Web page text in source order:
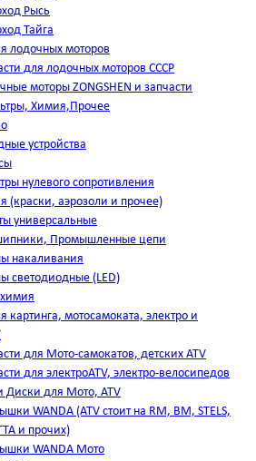
Рысь
Тайга
лодочных моторов
для лодочных моторов СССР
моторы ZONGSHEN и запчасти
Химия,Прочее
устройства
нулевого сопротивления
(краски, аэрозоли и прочее)
универсальные
Промышленные цепи
накаливания
светодиодные (LED)
картинга, мотосамоката, электро и
для Мото-самокатов, детских ATV
для электроATV, электро-велосипедов
для Мото, ATV
WANDA (АТV стоит на RM, BM, STELS,
и прочих)
WANDA Мото